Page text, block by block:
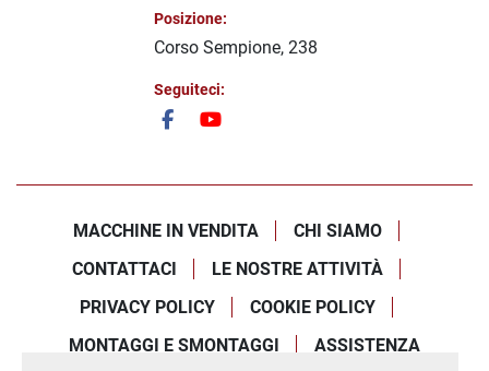
Posizione:
Corso Sempione, 238
Seguiteci:
facebookyoutube
MACCHINE IN VENDITA
CHI SIAMO
CONTATTACI
LE NOSTRE ATTIVITÀ
PRIVACY POLICY
COOKIE POLICY
MONTAGGI E SMONTAGGI
ASSISTENZA